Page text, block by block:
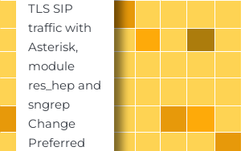
TLS SIP
traffic with
Asterisk,
module
res_hep and
sngrep
Change
Preferred